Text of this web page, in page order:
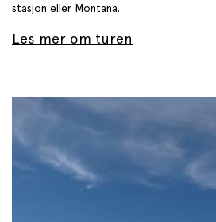
stasjon eller Montana.
Les mer om turen